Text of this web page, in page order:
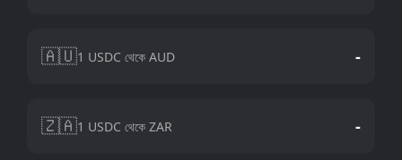
🇦🇺1 USDC থেকে AUD -
🇿🇦1 USDC থেকে ZAR -